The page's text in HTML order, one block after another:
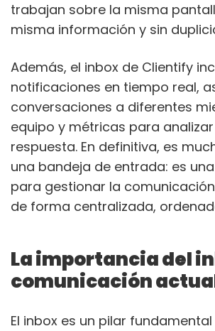
trabajan sobre la misma
misma información y sin
Además, el inbox de Clientify
notificaciones en tiempo real,
conversaciones a diferentes
equipo y métricas para
respuesta. En definitiva, es
una bandeja de entrada: es
para gestionar la
de forma centralizada,
La importancia del
comunicación
El inbox es un pilar